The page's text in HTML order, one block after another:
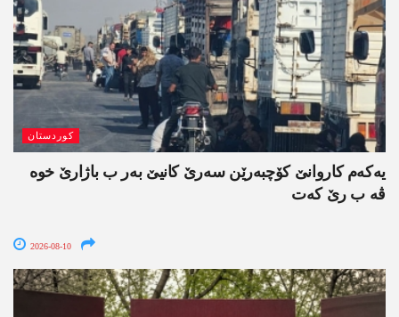
کوردستان
یەکەم کاروانێ کۆچبەرێن سەرێ کانیێ بەر ب باژارێ خوە
ڤە ب رێ کەت
2026-08-10